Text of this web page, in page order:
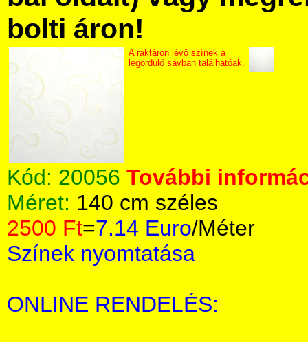
bolti áron!
A raktáron lévő színek a
legördülő sávban találhatóak.
Kód: 20056 További
Méret: 140 cm széles
2500 Ft=7.14 Euro/Méter
Színek nyomtatása
ONLINE RENDELÉS: